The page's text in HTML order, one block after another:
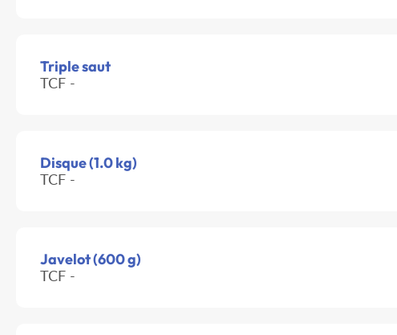
Triple saut
TCF -
Disque (1.0 kg)
TCF -
Javelot (600 g)
TCF -